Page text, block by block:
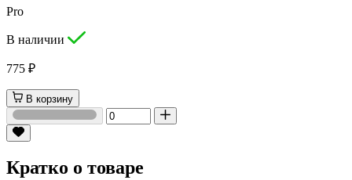
Pro
В наличии
775 ₽
В корзину
Кратко о товаре